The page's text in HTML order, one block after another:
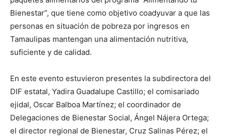
Bienestar”, que tiene como objetivo coadyuvar a que las
personas en situación de pobreza por ingresos en
Tamaulipas mantengan una alimentación nutritiva,
suficiente y de calidad.
En este evento estuvieron presentes la subdirectora del
DIF estatal, Yadira Guadalupe Castillo; el comisariado
ejidal, Oscar Balboa Martínez; el coordinador de
Delegaciones de Bienestar Social, Ángel Nájera Ortega;
el director regional de Bienestar, Cruz Salinas Pérez; el